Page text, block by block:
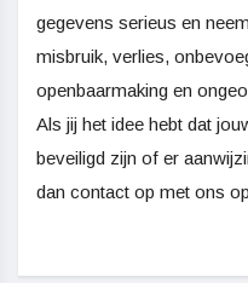
gegevens serieus en
misbruik, verlies,
openbaarmaking en
Als jij het idee hebt dat
beveiligd zijn of er
dan contact op met ons